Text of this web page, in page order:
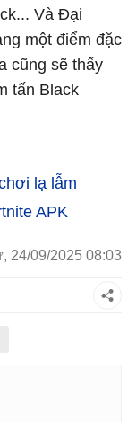
Và Đại
một điểm đặc
cũng sẽ thấy
tấn Black
lạ lẫm
APK
24/09/2025 08:03